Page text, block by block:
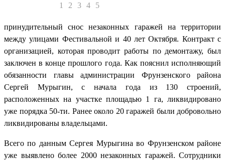
1 2 3 4 5
принудительный снос незаконных гаражей на территории
между улицами Фестивальной и 40 лет Октября. Контракт с
организацией, которая проводит работы по демонтажу, был
заключен в конце прошлого года. Как пояснил исполняющий
обязанности главы администрации Фрунзенского района
Сергей Мурыгин, с начала года из 130 строений,
расположенных на участке площадью 1 га, ликвидировано
уже порядка 50-ти. Ранее около 20 гаражей были добровольно
ликвидированы владельцами.
Всего по данным Сергея Мурыгина во Фрунзенском районе
уже выявлено более 2000 незаконных гаражей. Сотрудники